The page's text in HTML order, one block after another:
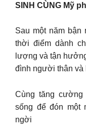
SINH CÙNG Mỹ
Sau một năm bận
thời điểm dành
lượng và tận
đình người thân và
Cùng tăng
sống để đón một
ngời